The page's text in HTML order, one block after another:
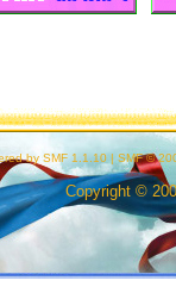
by SMF 1.1.10 | SMF ©
Copyright ©